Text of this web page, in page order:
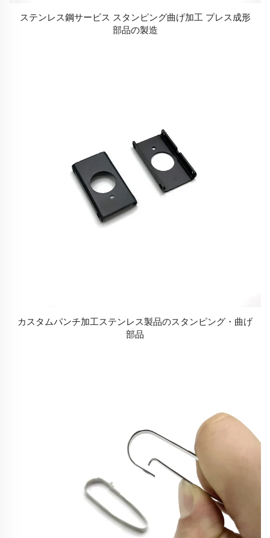
ステンレス鋼サービス スタンピング曲げ加工 プレス成形
部品の製造
カスタムパンチ加工ステンレス製品のスタンピング・曲げ
部品